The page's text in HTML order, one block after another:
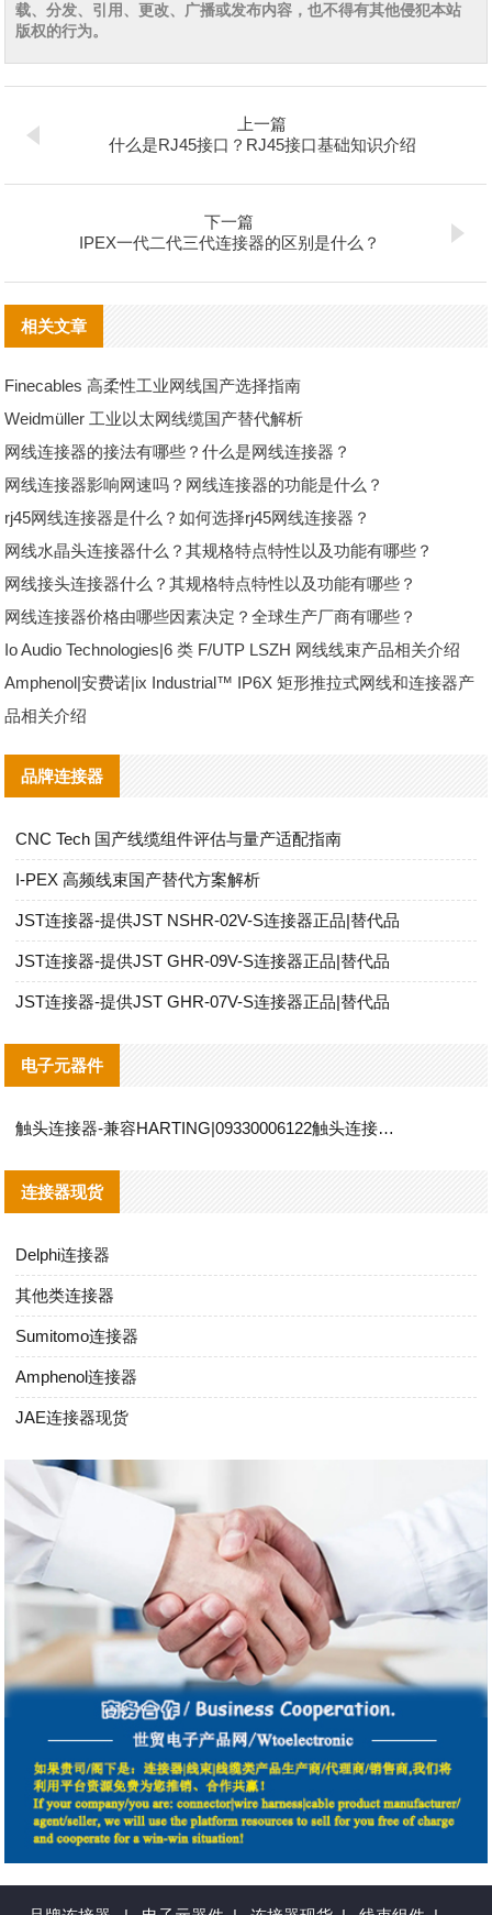
载、分发、引用、更改、广播或发布内容，也不得有其他侵犯本站
版权的行为。
上一篇
什么是RJ45接口？RJ45接口基础知识介绍
下一篇
IPEX一代二代三代连接器的区别是什么？
相关文章
Finecables 高柔性工业网线国产选择指南
Weidmüller 工业以太网线缆国产替代解析
网线连接器的接法有哪些？什么是网线连接器？
网线连接器影响网速吗？网线连接器的功能是什么？
rj45网线连接器是什么？如何选择rj45网线连接器？
网线水晶头连接器什么？其规格特点特性以及功能有哪些？
网线接头连接器什么？其规格特点特性以及功能有哪些？
网线连接器价格由哪些因素决定？全球生产厂商有哪些？
Io Audio Technologies|6 类 F/UTP LSZH 网线线束产品相关介绍
Amphenol|安费诺|ix Industrial™ IP6X 矩形推拉式网线和连接器产
品相关介绍
品牌连接器
CNC Tech 国产线缆组件评估与量产适配指南
I‑PEX 高频线束国产替代方案解析
JST连接器-提供JST NSHR-02V-S连接器正品|替代品
JST连接器-提供JST GHR-09V-S连接器正品|替代品
JST连接器-提供JST GHR-07V-S连接器正品|替代品
电子元器件
触头连接器-兼容HARTING|09330006122触头连接器替代品说明
连接器现货
Delphi连接器
其他类连接器
Sumitomo连接器
Amphenol连接器
JAE连接器现货